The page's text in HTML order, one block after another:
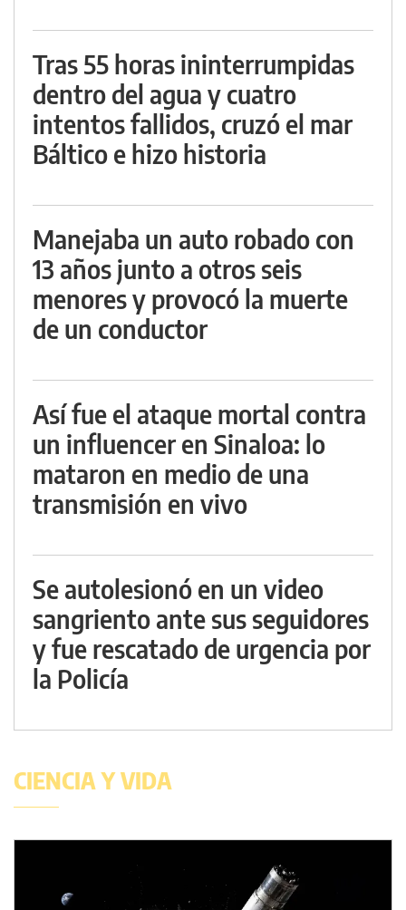
Tras 55 horas ininterrumpidas
dentro del agua y cuatro
intentos fallidos, cruzó el mar
Báltico e hizo historia
Manejaba un auto robado con
13 años junto a otros seis
menores y provocó la muerte
de un conductor
Así fue el ataque mortal contra
un influencer en Sinaloa: lo
mataron en medio de una
transmisión en vivo
Se autolesionó en un video
sangriento ante sus seguidores
y fue rescatado de urgencia por
la Policía
CIENCIA Y VIDA